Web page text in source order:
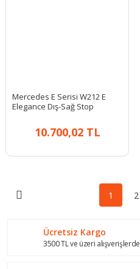
Mercedes E Serisi W212 E
Elegance Dış-Sağ Stop
10.700,02 TL
1 2
Ücretsiz Kargo
3500 TL ve üzeri alışverişlerde